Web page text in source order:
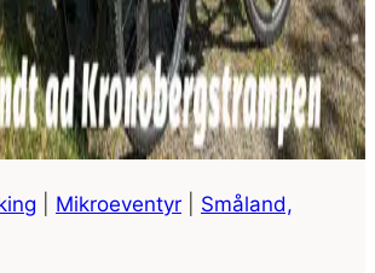
Mikroeventyr
Småland,